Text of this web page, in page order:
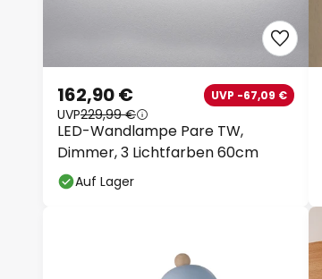
LED-Wandlampe Pare TW,
Dimmer, 3 Lichtfarben 60cm
162,90 € UVP -67,09 €
UVP229,99 €
Auf Lager